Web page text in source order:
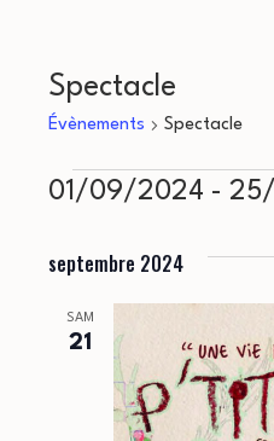
Spectacle
Évènements Spectacle
Évènements
01/09/2024 -
une
septembre 2024
SAM
21